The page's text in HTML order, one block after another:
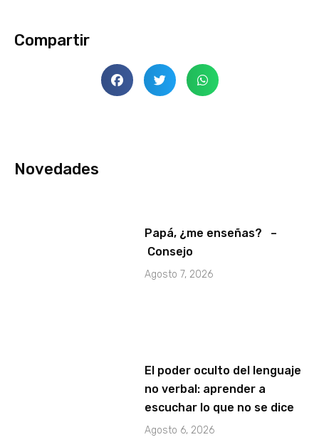
Compartir
Novedades
Papá, ¿me enseñas? –
Consejo
Agosto 7, 2026
El poder oculto del lenguaje
no verbal: aprender a
escuchar lo que no se dice
Agosto 6, 2026